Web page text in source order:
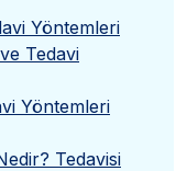
Yöntemleri
Tedavi
Yöntemleri
Tedavisi